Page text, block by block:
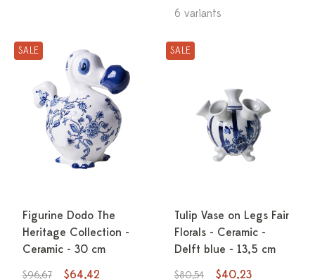
6 variants
SALE
Figurine Dodo The
Heritage Collection -
Ceramic - 30 cm
$96,67
$64,42
SALE
Tulip Vase on Legs Fair
Florals - Ceramic -
Delft blue - 13,5 cm
$80,54 $40,23